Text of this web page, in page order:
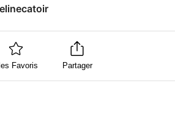
Favoris Partager